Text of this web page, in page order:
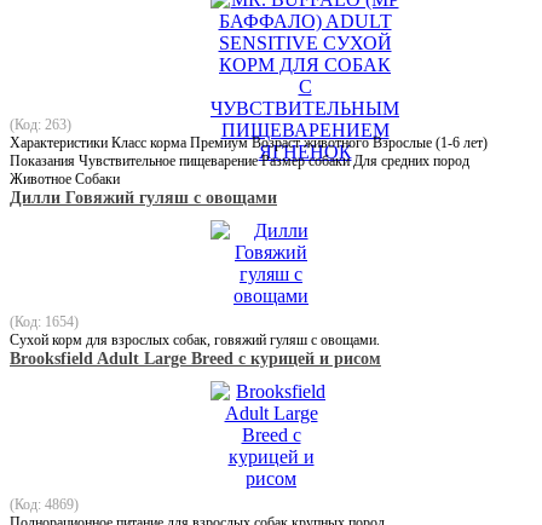
(Код: 263)
Характеристики Класс корма Премиум Возраст животного Взрослые (1-6 лет)
Показания Чувствительное пищеварение Размер собаки Для средних пород
Животное Собаки
Дилли Говяжий гуляш с овощами
(Код: 1654)
Сухой корм для взрослых собак, говяжий гуляш с овощами.
Brooksfield Adult Large Breed с курицей и рисом
(Код: 4869)